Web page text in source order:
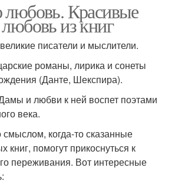
Красивые
из книг
писатели и мыслители.
романы, лирика и сонеты
(Данте, Шекспира).
и любви к ней воспет поэтами
века.
когда-то сказанные
книг, помогут прикоснуться к
переживания. Вот интересные